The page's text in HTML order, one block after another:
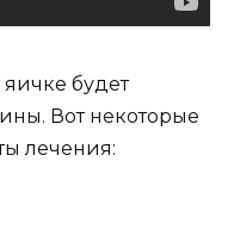
будет
Вот некоторые
лечения: